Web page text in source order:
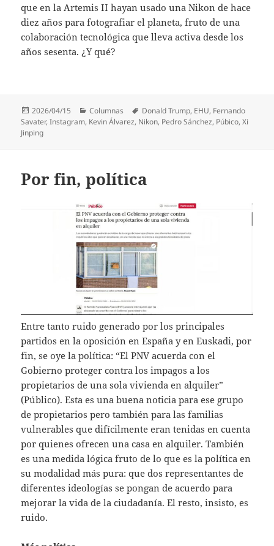
que en la Artemis II hayan usado una Nikon de hace
diez años para fotografiar el planeta, fruto de una
colaboración tecnológica que lleva activa desde los
años sesenta. ¿Y qué?
Publicado
el
2026/04/15 Categorías
Columnas Etiquetas
Donald Trump, EHU, Fernando
Savater,Instagram, Kevin Álvarez, Nikon, Pedro Sánchez, Púbico,Xi
Jinping
Por fin, política
Entre tanto ruido generado por los principales
partidos en la oposición en España y en Euskadi, por
fin, se oye la política: “El PNV acuerda con el
Gobierno proteger contra los impagos a los
propietarios de una sola vivienda en alquiler”
(Público). Esta es una buena noticia para ese grupo
de propietarios pero también para las familias
vulnerables que difícilmente eran tenidas en cuenta
por quienes ofrecen una casa en alquiler. También
es una medida lógica fruto de lo que es la política en
su modalidad más pura: que dos representantes de
diferentes ideologías se pongan de acuerdo para
mejorar la vida de la ciudadanía. El resto, insisto, es
ruido.